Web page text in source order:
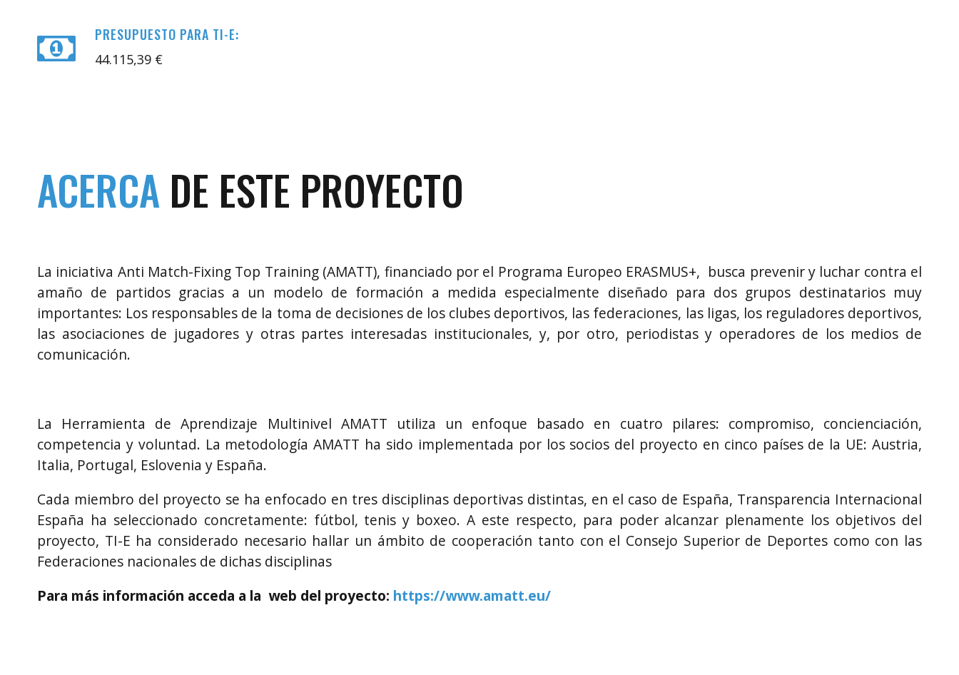
PRESUPUESTO PARA TI-E:
44.115,39 €
ACERCA DE ESTE PROYECTO
La iniciativa Anti Match-Fixing Top Training (AMATT), financiado por el Programa Europeo ERASMUS+, busca prevenir y luchar contra el
amaño de partidos gracias a un modelo de formación a medida especialmente diseñado para dos grupos destinatarios muy
importantes: Los responsables de la toma de decisiones de los clubes deportivos, las federaciones, las ligas, los reguladores deportivos,
las asociaciones de jugadores y otras partes interesadas institucionales, y, por otro, periodistas y operadores de los medios de
comunicación.
La Herramienta de Aprendizaje Multinivel AMATT utiliza un enfoque basado en cuatro pilares: compromiso, concienciación,
competencia y voluntad. La metodología AMATT ha sido implementada por los socios del proyecto en cinco países de la UE: Austria,
Italia, Portugal, Eslovenia y España.
​​Cada miembro del proyecto se ha enfocado en tres disciplinas deportivas distintas, en el caso de España, Transparencia Internacional
España ha seleccionado concretamente: fútbol, tenis y boxeo. A este respecto, para poder alcanzar plenamente los objetivos del
proyecto, TI-E ha considerado necesario hallar un ámbito de cooperación tanto con el Consejo Superior de Deportes como con las
Federaciones nacionales de dichas disciplinas
Para más información acceda a la web del proyecto: https://www.amatt.eu/